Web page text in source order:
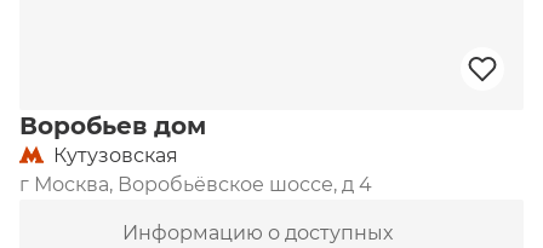
Воробьев дом
Кутузовская
г Москва, Воробьёвское шоссе, д 4
Информацию о доступных